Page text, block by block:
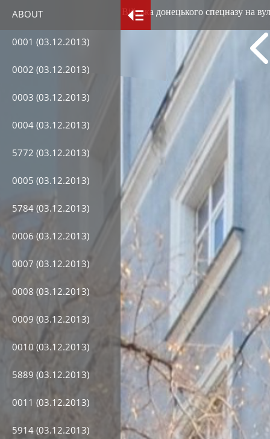
ABOUT
0001 (03.12.2013)
0002 (03.12.2013)
0003 (03.12.2013)
0004 (03.12.2013)
5772 (03.12.2013)
0005 (03.12.2013)
5784 (03.12.2013)
0006 (03.12.2013)
0007 (03.12.2013)
0008 (03.12.2013)
0009 (03.12.2013)
0010 (03.12.2013)
5889 (03.12.2013)
0011 (03.12.2013)
5914 (03.12.2013)
Війська донецького спецназу на